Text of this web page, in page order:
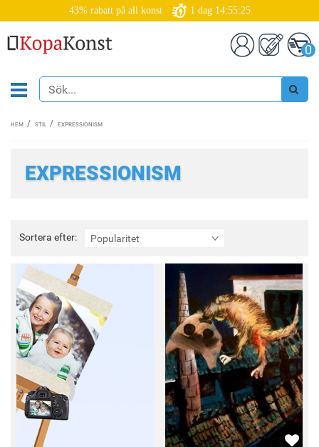
43% rabatt på all konst 1 dag 14:55:23
0
HEM STIL EXPRESSIONISM
EXPRESSIONISM
Sortera efter: Popularitet
Sortera
efter: